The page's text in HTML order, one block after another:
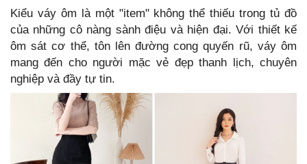
Kiểu váy ôm là một "item" không thể thiếu trong tủ đồ
của những cô nàng sành điệu và hiện đại. Với thiết kế
ôm sát cơ thể, tôn lên đường cong quyến rũ, váy ôm
mang đến cho người mặc vẻ đẹp thanh lịch, chuyên
nghiệp và đầy tự tin.